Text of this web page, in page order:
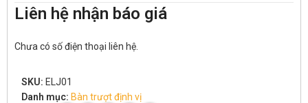
Liên hệ nhận báo giá
Chưa có số điện thoại liên hệ.
SKU: ELJ01
Danh mục: Bàn trượt định vị